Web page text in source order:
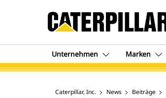
Unternehmen Marken
Caterpillar, Inc. News Beiträge